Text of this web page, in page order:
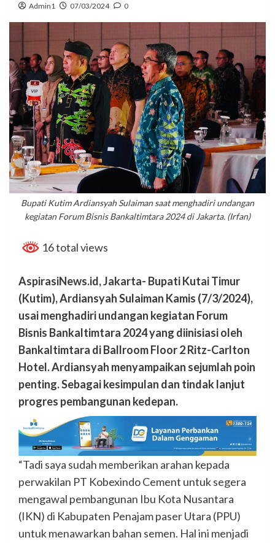
Admin1 07/03/2024 0
Bupati Kutim Ardiansyah Sulaiman saat menghadiri undangan
kegiatan Forum Bisnis Bankaltimtara 2024 di Jakarta. (Irfan)
16 total views
AspirasiNews.id, Jakarta- Bupati Kutai Timur
(Kutim), Ardiansyah Sulaiman Kamis (7/3/2024),
usai menghadiri undangan kegiatan Forum
Bisnis Bankaltimtara 2024 yang diinisiasi oleh
Bankaltimtara di Ballroom Floor 2 Ritz-Carlton
Hotel. Ardiansyah menyampaikan sejumlah poin
penting. Sebagai kesimpulan dan tindak lanjut
progres pembangunan kedepan.
“Tadi saya sudah memberikan arahan kepada
perwakilan PT Kobexindo Cement untuk segera
mengawal pembangunan Ibu Kota Nusantara
(IKN) di Kabupaten Penajam paser Utara (PPU)
untuk menawarkan bahan semen. Hal ini menjadi